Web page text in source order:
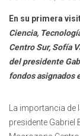
En su primera
Ciencia,
Centro Sur, Sofía
del presidente
fondos asignados
La importancia de
presidente